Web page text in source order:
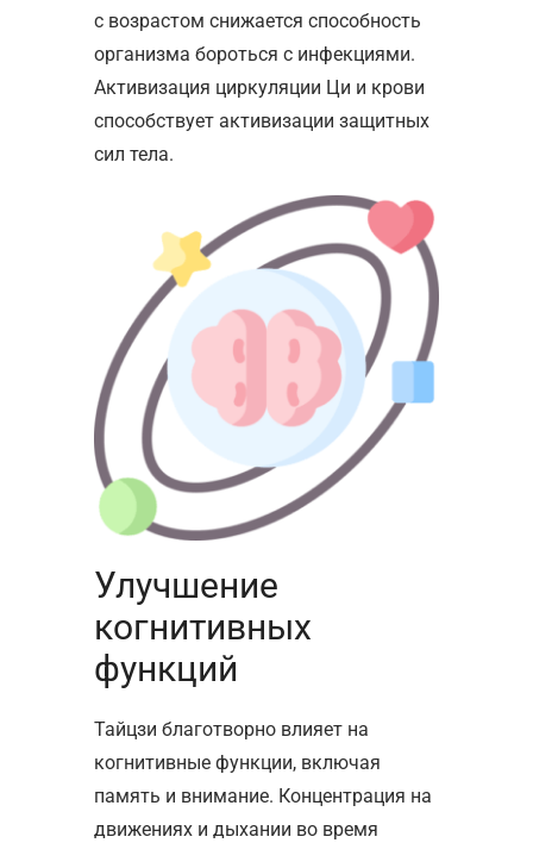
с возрастом снижается способность
организма бороться с инфекциями.
Активизация циркуляции Ци и крови
способствует активизации защитных
сил тела.
Улучшение
когнитивных
функций
Тайцзи благотворно влияет на
когнитивные функции, включая
память и внимание. Концентрация на
движениях и дыхании во время